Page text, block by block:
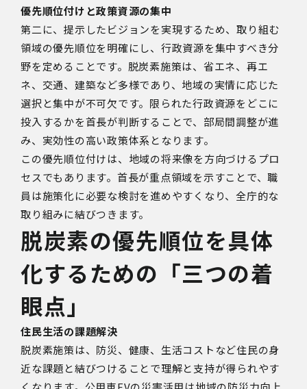
優先順位付けと政策資源の集中
第二に、提示したビジョンを実現するため、取り組む
領域の優先順位を明確にし、行政資源を集中すべき分
野を定めることです。脱炭素施策は、省エネ、再エ
ネ、交通、建築など多様であり、地域の実情に応じた
選択と集中が不可欠です。限られた行政資源をどこに
投入するかを首長が判断することで、部局間調整が進
み、実効性の高い政策体系となります。
この優先順位付けは、地域の将来像を方向づけるプロ
セスでもあります。首長が重点領域を示すことで、職
員は施策化に必要な検討を進めやすくなり、全庁的な
取り組みに結びつきます。
脱炭素の優先順位を具体
化するための「三つの着
眼点」
住民生活の課題解決
脱炭素施策は、防災、健康、生活コストなど住民の身
近な課題と結びつけることで理解と支持が得られやす